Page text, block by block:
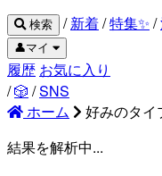
検索 / 新着/特集✨ /
👤マイ
履歴 お気に入り
/🎲 /SNS
ホーム
好みのタイ
結果を解析中...